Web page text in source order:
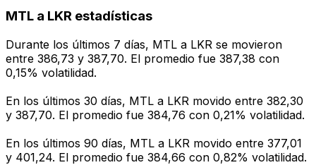
MTL a LKR estadísticas
Durante los últimos 7 días, MTL a LKR se movieron
entre 386,73 y 387,70. El promedio fue 387,38 con
0,15% volatilidad.
En los últimos 30 días, MTL a LKR movido entre 382,30
y 387,70. El promedio fue 384,76 con 0,21% volatilidad.
En los últimos 90 días, MTL a LKR movido entre 377,01
y 401,24. El promedio fue 384,66 con 0,82% volatilidad.